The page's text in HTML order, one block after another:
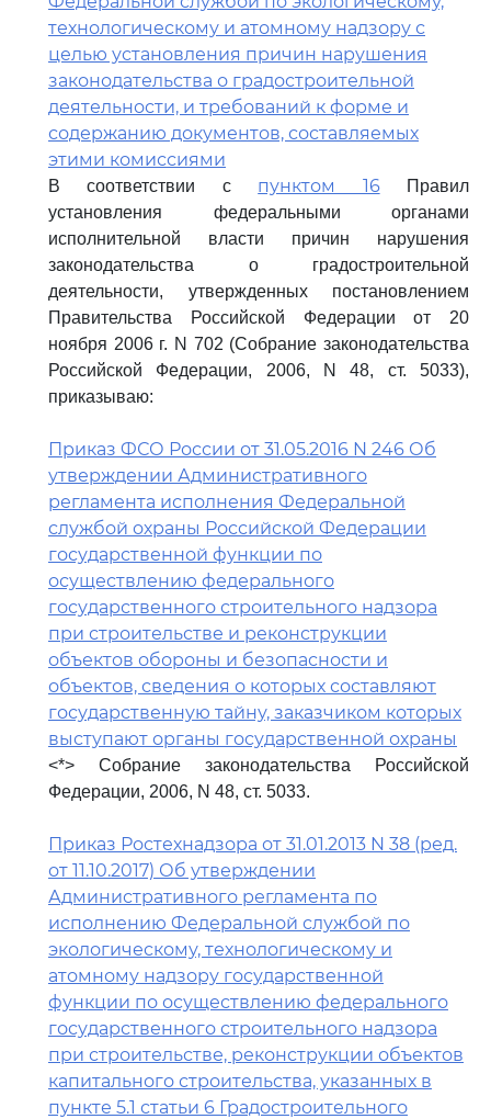
технологическому и атомному надзору с
целью установления причин нарушения
законодательства о градостроительной
деятельности, и требований к форме и
содержанию документов, составляемых
этими комиссиями
В соответствии с пунктом 16Правил
установления федеральными органами
исполнительной власти причин нарушения
законодательства о градостроительной
деятельности, утвержденных постановлением
Правительства Российской Федерации от 20
ноября 2006 г. N 702 (Собрание законодательства
Российской Федерации, 2006, N 48, ст. 5033),
приказываю:
Приказ ФСО России от 31.05.2016 N 246 Об
утверждении Административного
регламента исполнения Федеральной
службой охраны Российской Федерации
государственной функции по
осуществлению федерального
государственного строительного надзора
при строительстве и реконструкции
объектов обороны и безопасности и
объектов, сведения о которых составляют
государственную тайну, заказчиком которых
выступают органы государственной охраны
<*> Собрание законодательства Российской
Федерации, 2006, N 48, ст. 5033.
Приказ Ростехнадзора от 31.01.2013 N 38 (ред.
от 11.10.2017) Об утверждении
Административного регламента по
исполнению Федеральной службой по
экологическому, технологическому и
атомному надзору государственной
функции по осуществлению федерального
государственного строительного надзора
при строительстве, реконструкции объектов
капитального строительства, указанных в
пункте 5.1 статьи 6 Градостроительного